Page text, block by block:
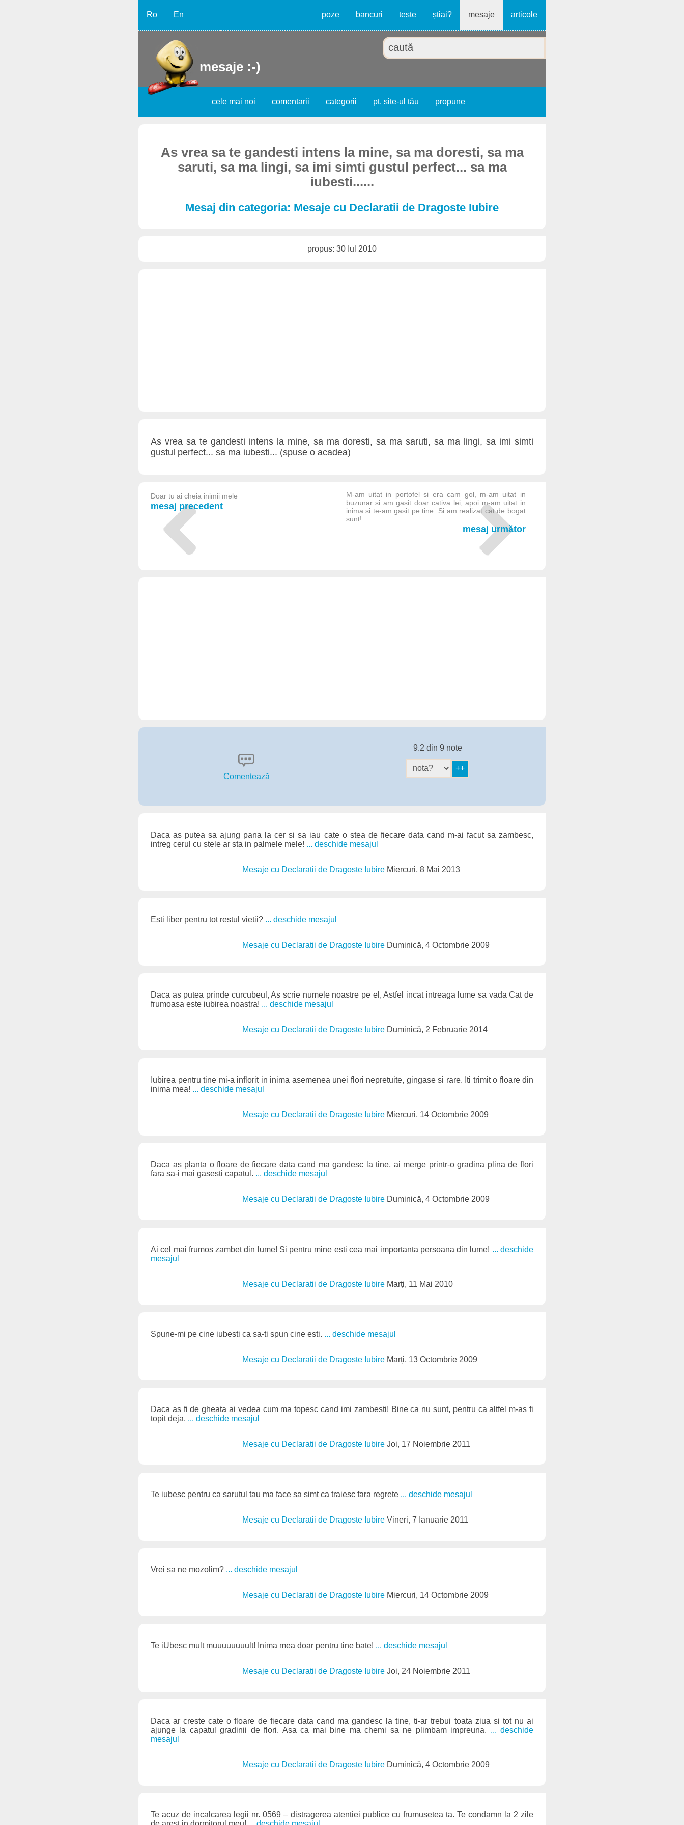
Ro En poze bancuri teste știai? mesaje articole
mesaje :-)
cele mai noi comentarii categorii pt. site-ul tău propune
As vrea sa te gandesti intens la mine, sa ma doresti, sa ma
saruti, sa ma lingi, sa imi simti gustul perfect... sa ma
iubesti......
Mesaj din categoria: Mesaje cu Declaratii de Dragoste Iubire
propus: 30 Iul 2010
As vrea sa te gandesti intens la mine, sa ma doresti, sa ma saruti, sa ma lingi, sa imi simti
gustul perfect... sa ma iubesti... (spuse o acadea)
Doar tu ai cheia inimii mele
mesaj precedent
M-am uitat in portofel si era cam gol, m-am uitat in
buzunar si am gasit doar cativa lei, apoi m-am uitat in
inima si te-am gasit pe tine. Si am realizat cat de bogat
sunt!
mesaj următor
Comentează
9.2 din 9 note
Daca as putea sa ajung pana la cer si sa iau cate o stea de fiecare data cand m-ai facut sa zambesc,
intreg cerul cu stele ar sta in palmele mele! ... deschide mesajul
Mesaje cu Declaratii de Dragoste Iubire Miercuri, 8 Mai 2013
Esti liber pentru tot restul vietii? ... deschide mesajul
Mesaje cu Declaratii de Dragoste Iubire Duminică, 4 Octombrie 2009
Daca as putea prinde curcubeul, As scrie numele noastre pe el, Astfel incat intreaga lume sa vada Cat de
frumoasa este iubirea noastra! ... deschide mesajul
Mesaje cu Declaratii de Dragoste Iubire Duminică, 2 Februarie 2014
Iubirea pentru tine mi-a inflorit in inima asemenea unei flori nepretuite, gingase si rare. Iti trimit o floare din
inima mea! ... deschide mesajul
Mesaje cu Declaratii de Dragoste Iubire Miercuri, 14 Octombrie 2009
Daca as planta o floare de fiecare data cand ma gandesc la tine, ai merge printr-o gradina plina de flori
fara sa-i mai gasesti capatul. ... deschide mesajul
Mesaje cu Declaratii de Dragoste Iubire Duminică, 4 Octombrie 2009
Ai cel mai frumos zambet din lume! Si pentru mine esti cea mai importanta persoana din lume! ... deschide
mesajul
Mesaje cu Declaratii de Dragoste Iubire Marți, 11 Mai 2010
Spune-mi pe cine iubesti ca sa-ti spun cine esti. ... deschide mesajul
Mesaje cu Declaratii de Dragoste Iubire Marți, 13 Octombrie 2009
Daca as fi de gheata ai vedea cum ma topesc cand imi zambesti! Bine ca nu sunt, pentru ca altfel m-as fi
topit deja. ... deschide mesajul
Mesaje cu Declaratii de Dragoste IubireJoi, 17 Noiembrie 2011
Te iubesc pentru ca sarutul tau ma face sa simt ca traiesc fara regrete ... deschide mesajul
Mesaje cu Declaratii de Dragoste IubireVineri, 7 Ianuarie 2011
Vrei sa ne mozolim? ... deschide mesajul
Mesaje cu Declaratii de Dragoste Iubire Miercuri, 14 Octombrie 2009
Te iUbesc mult muuuuuuuult! Inima mea doar pentru tine bate! ... deschide mesajul
Mesaje cu Declaratii de Dragoste IubireJoi, 24 Noiembrie 2011
Daca ar creste cate o floare de fiecare data cand ma gandesc la tine, ti-ar trebui toata ziua si tot nu ai
ajunge la capatul gradinii de flori. Asa ca mai bine ma chemi sa ne plimbam impreuna. ... deschide
mesajul
Mesaje cu Declaratii de Dragoste Iubire Duminică, 4 Octombrie 2009
Te acuz de incalcarea legii nr. 0569 – distragerea atentiei publice cu frumusetea ta. Te condamn la 2 zile